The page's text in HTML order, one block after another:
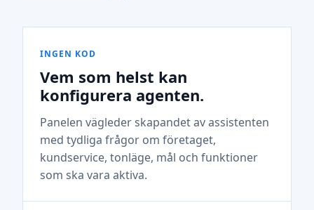
INGEN KOD
Vem som helst kan
konfigurera agenten.
Panelen vägleder skapandet av assistenten
med tydliga frågor om företaget,
kundservice, tonläge, mål och funktioner
som ska vara aktiva.